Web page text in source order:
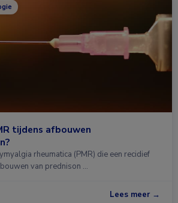
tijdens afbouwen
rheumatica (PMR) die een recidief
van prednison …
Lees meer →